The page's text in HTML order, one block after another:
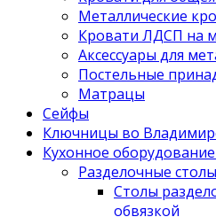
Металлические
Кровати ЛДСП на
Аксессуары для
Постельные
Матрацы
Сейфы
Ключницы во
Кухонное
Разделочные столы
Столы
обвязкой